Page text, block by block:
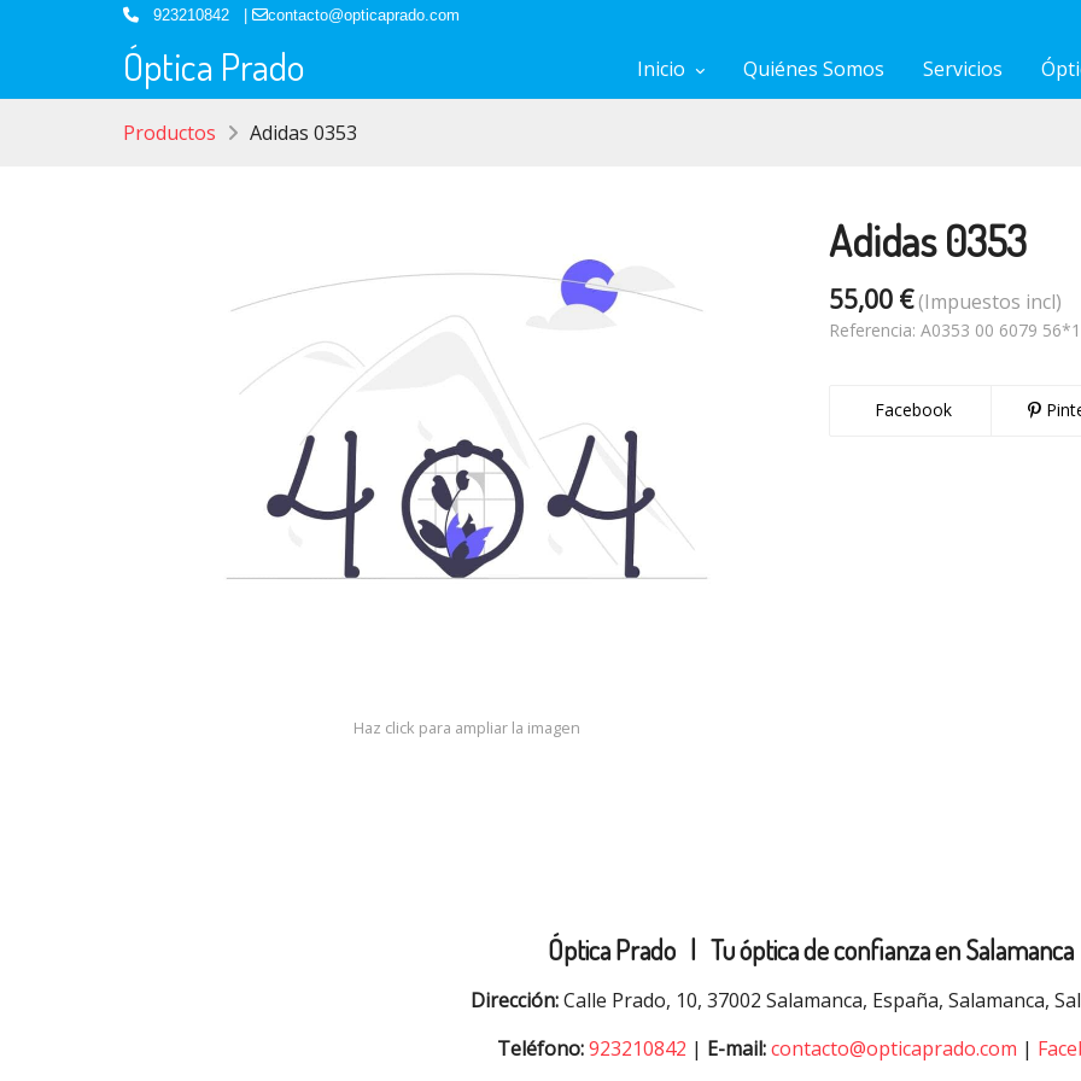
923210842 | contacto@opticaprado.com
Óptica Prado Inicio Quiénes Somos Servicios
Productos Adidas 0353
Haz click para ampliar la imagen
Adidas 0353
55,00 €(Impuestos incl)
Referencia: A0353 00 6079
Facebook
Óptica Prado | Tu óptica de confianza en Salamanca
Dirección:Calle Prado, 10, 37002 Salamanca, España, Salamanca,
Teléfono:923210842 | E-mail:contacto@opticaprado.com |